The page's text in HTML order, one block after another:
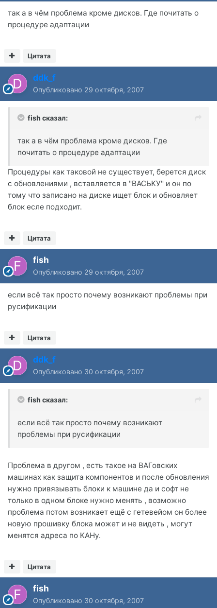
так а в чём проблема кроме дисков. Где почитать о
процедуре адаптации
Цитата
ddk_f
Опубликовано 29 октября, 2007
fish сказал:
так а в чём проблема кроме дисков. Где
почитать о процедуре адаптации
Процедуры как таковой не существует, берется диск
с обновлениями , вставляется в "ВАСЬКУ" и он по
тому что записано на диске ищет блок и обновляет
блок есле подходит.
Цитата
fish
Опубликовано 29 октября, 2007
если всё так просто почему возникают проблемы при
русификации
Цитата
ddk_f
Опубликовано 30 октября, 2007
fish сказал:
если всё так просто почему возникают
проблемы при русификации
Проблема в другом , есть такое на ВАГовских
машинах как защита компонентов и после обновления
нужно привязывать блоки к машине да и софт не
только в одном блоке нужно менять , возможно
проблема потом возникает ещё с гетевейом он более
новую прошивку блока может и не видеть , могут
менятся адреса по КАНу.
Цитата
fish
Опубликовано 30 октября, 2007